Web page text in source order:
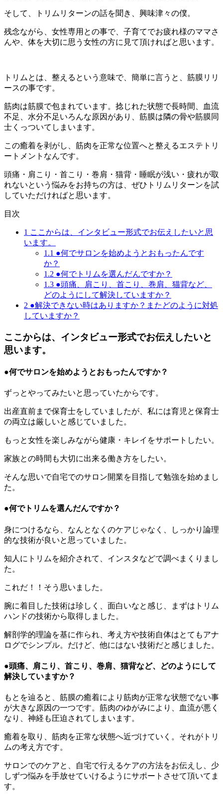
そして、トリムリターンの話を聞き、興味津々の僕。
残念ながら、女性専用との事で、子育てでお疲れ様のママさ
んや、体を大切に思う女性の方に見て頂ければと思います。
トリムとは、整えるという意味で、簡単に言うと、筋膜リリ
ースの事です。
筋肉は筋膜で包まれています。捻じれた状態で長時間、血流
不足、水分不足いろんな原因があり、筋膜は隣の骨や筋膜同
士くっついてしまいます。
この癒着を剥がし、筋肉を正常な位置へと整えるエステトリ
ートメントなんです。
頭痛・肩こり・首こり・巻肩・猫背・睡眠が浅い・疲れが取
れないという悩みをお持ちの方は、ぜひトリムリターンを試
していただければと思います。
目次
1 ここからは、インタビュー形式でお伝えしたいと思
います。
1.1 ●何でサロンを始めようとおもったんです
か？
1.2 ●何でトリムを選んだんですか？
1.3 ●頭痛、肩こり、首こり、巻肩、猫背など、
どのようにして解決していますか？
2 ●解決できない時はありますか？またどのように対処
していますか？
ここからは、インタビュー形式でお伝えしたいと
思います。
●何でサロンを始めようとおもったんですか？
ずっとやってみたいと思っていたからです。
出産直前まで保育士をしていましたが、私には育児と保育士
の両立は厳しいと感じていました。
もっと女性を楽しみながら健康・キレイをサポートしたい。
家族との時間も大切に出来る働き方をしたい。
そんな思いで自宅でのサロン開業を目指して勉強を始めまし
た。
●何でトリムを選んだんですか？
身につけるなら、なんとなくのケアじゃなく、しっかり論理
的な技術が良いと思っていました。
知人にトリムを紹介されて、インスタなどで調べまくりまし
た。
これだ！！そう思いました。
腕に着目した技術は珍しく、面白いなと感じ、まずはトリム
ハンドの技術から取得しました。
解剖学的理論を基に作られ、考え方や技術自体はとてもアナ
ログでシンプル。だけど、他にはない技術だと感じました。
●頭痛、肩こり、首こり、巻肩、猫背など、どのようにして
解決していますか？
もとを辿ると、筋膜の癒着により筋肉が正常な状態でない事
が大きな原因の一つです。筋肉のゆがみにより、血流が悪く
なり、神経も圧迫されてしまいます。
癒着を取り、筋肉を正常な状態へ近づけていく。それがトリ
ムの考え方です。
サロンでのケアと、自宅で行えるケアの方法をお伝えし、少
しずつ悩みを手放せていけるようにサポートさせて頂いてま
す。